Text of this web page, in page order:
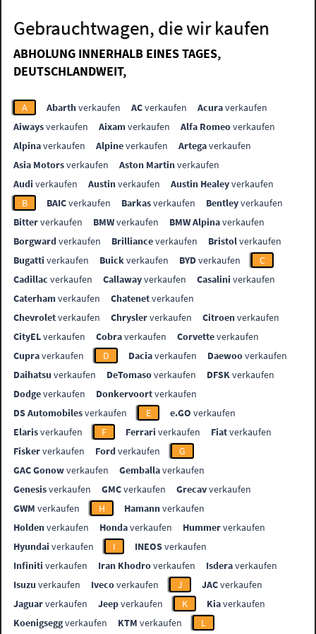
Gebrauchtwagen, die wir kaufen
ABHOLUNG INNERHALB EINES TAGES,
DEUTSCHLANDWEIT,
A Abarthverkaufen ACverkaufen Acuraverkaufen
Aiwaysverkaufen Aixamverkaufen Alfa Romeoverkaufen
Alpinaverkaufen Alpineverkaufen Artegaverkaufen
Asia Motorsverkaufen Aston Martinverkaufen
Audi verkaufen Austinverkaufen Austin Healeyverkaufen
B
BAICverkaufen Barkasverkaufen Bentleyverkaufen
Bitterverkaufen BMWverkaufen BMW Alpinaverkaufen
Borgwardverkaufen Brillianceverkaufen Bristolverkaufen
Bugatti verkaufen Buickverkaufen BYDverkaufen
C
Cadillac verkaufen Callawayverkaufen Casalini verkaufen
Caterhamverkaufen Chatenetverkaufen
Chevroletverkaufen Chryslerverkaufen Citroenverkaufen
CityELverkaufen Cobraverkaufen Corvetteverkaufen
Cupraverkaufen D Daciaverkaufen Daewooverkaufen
Daihatsu verkaufen DeTomasoverkaufen DFSKverkaufen
Dodgeverkaufen Donkervoortverkaufen
DS Automobilesverkaufen E e.GO verkaufen
Elarisverkaufen F Ferrari verkaufen Fiatverkaufen
Fiskerverkaufen Fordverkaufen
G
GAC Gonowverkaufen Gemballaverkaufen
Genesisverkaufen GMCverkaufen Grecavverkaufen
GWM verkaufen H Hamannverkaufen
Holdenverkaufen Hondaverkaufen Hummerverkaufen
Hyundai verkaufen I INEOSverkaufen
Infiniti verkaufen Iran Khodroverkaufen Isderaverkaufen
Isuzu verkaufen Ivecoverkaufen J JACverkaufen
Jaguarverkaufen Jeepverkaufen K Kiaverkaufen
Koenigseggverkaufen KTM verkaufen
L